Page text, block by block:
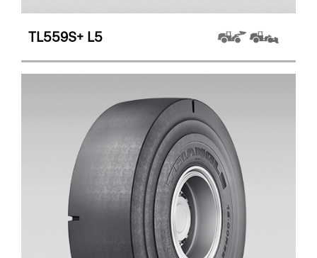
TL559S+ L5